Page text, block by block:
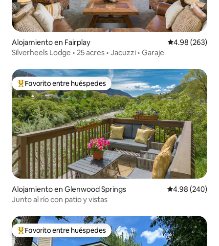
Alojamiento en Fairplay Calificación
4.98 (263)
Silverheels Lodge • 25 acres • Jacuzzi • Garaje
Favorito entre huéspedes preferido
Favorito entre huéspedes
Alojamiento en Glenwood Springs Calificación
4.98 (240)
Junto al río con patio y vistas
Favorito entre huéspedes preferido
Favorito entre huéspedes